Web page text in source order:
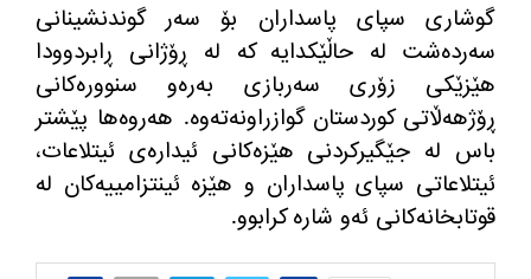
گوشاری سپای پاسداران بۆ سه‌ر گوندنشینانی
سه‌رده‌شت له‌ حاڵێكدایه‌ كه‌ له‌ ڕۆژانی ڕابردوودا
هێزێكی زۆری سه‌ر‌بازی به‌ره‌و سنووره‌كانی
ڕۆژهه‌ڵاتی كوردستان گوازراونه‌ته‌وه‌. هه‌روه‌ها پێشتر
باس له‌ جێگیركردنی هێزه‌كانی ئیداره‌ی ئیتلاعات،
ئیتلاعاتی سپای پاسداران و هێزه‌ ئینتزامییه‌كان له‌
قوتابخانه‌كانی ئه‌و شاره‌ كرابوو.